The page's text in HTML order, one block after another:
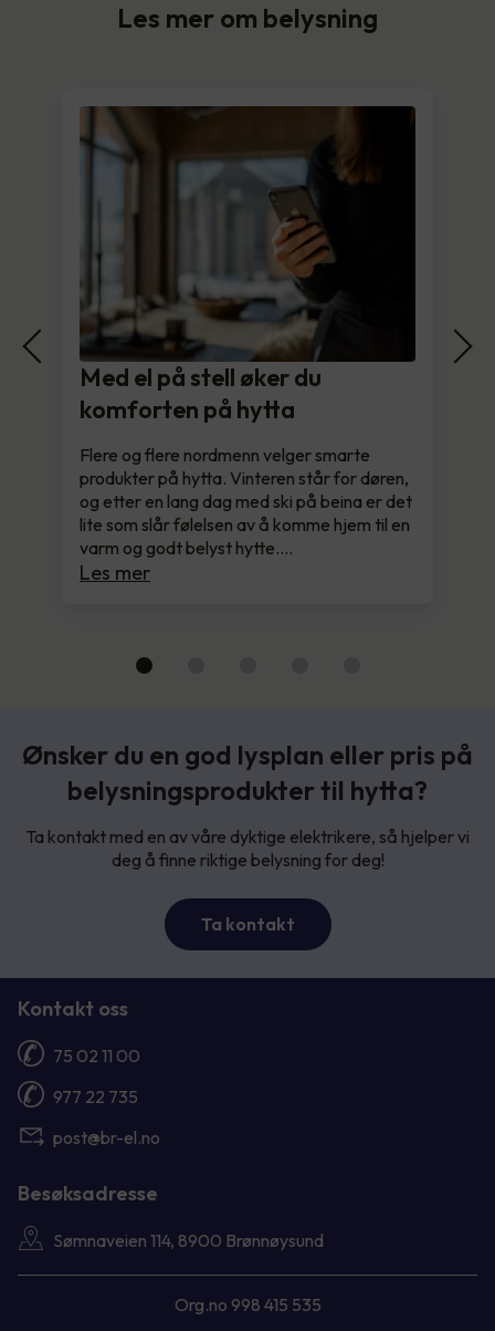
Les mer om belysning
Med el på stell øker du
komforten på hytta
Flere og flere nordmenn velger smarte
produkter på hytta. Vinteren står for døren,
og etter en lang dag med ski på beina er det
lite som slår følelsen av å komme hjem til en
varm og godt belyst hytte.…
Les mer
Ønsker du en god lysplan eller pris på
belysningsprodukter til hytta?
Ta kontakt med en av våre dyktige elektrikere, så hjelper vi
deg å finne riktige belysning for deg!
Ta kontakt
Kontakt oss
75 02 11 00
977 22 735
post@br-el.no
Besøksadresse
Sømnaveien 114, 8900 Brønnøysund
Org.no 998 415 535